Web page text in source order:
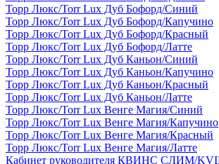
Торр Люкс/Torr Lux Дуб Бофорд/Синий
Торр Люкс/Torr Lux Дуб Бофорд/Капучино
Торр Люкс/Torr Lux Дуб Бофорд/Красный
Торр Люкс/Torr Lux Дуб Бофорд/Латте
Торр Люкс/Torr Lux Дуб Каньон/Синий
Торр Люкс/Torr Lux Дуб Каньон/Капучино
Торр Люкс/Torr Lux Дуб Каньон/Красный
Торр Люкс/Torr Lux Дуб Каньон/Латте
Торр Люкс/Torr Lux Венге Магия/Синий
Торр Люкс/Torr Lux Венге Магия/Капучино
Торр Люкс/Torr Lux Венге Магия/Красный
Торр Люкс/Torr Lux Венге Магия/Латте
Кабинет руководителя КВИНС СЛИМ/